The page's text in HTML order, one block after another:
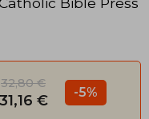
32,80 €
31,16 € -5%